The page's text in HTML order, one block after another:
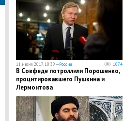
11 июня 2017, 10:39 —Россия 1074
В Совфеде потроллили Порошенко,
процитировавшего Пушкина и
Лермонтова